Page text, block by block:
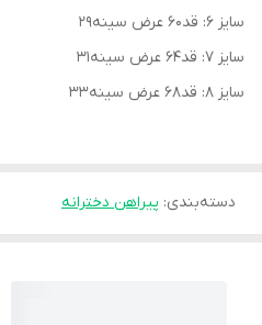
سایز ۶: قد۶۰ عرض سینه۲۹
سایز ۷: قد۶۴ عرض سینه۳۱
سایز ۸: قد۶۸ عرض سینه۳۳
دسته‌بندی: پیراهن دخترانه